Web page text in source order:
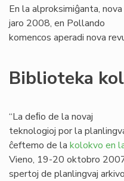
En la alproksimiĝanta, nova
jaro 2008, en Pollando
komencos aperadi nova
Biblioteka
“La deﬁo de la novaj
teknologioj por la
ĉeftemo de la kolokvo en
Vieno, 19-20 oktobro
spertoj de planlingvaj